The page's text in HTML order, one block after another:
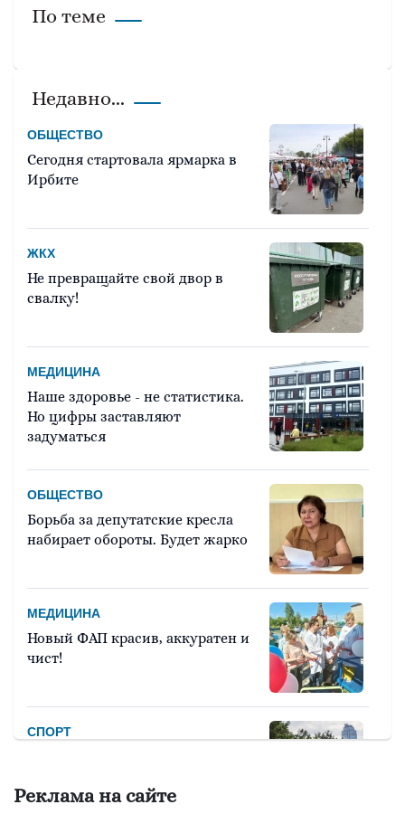
По теме
Недавно...
ОБЩЕСТВО
Сегодня стартовала ярмарка в
Ирбите
ЖКХ
Не превращайте свой двор в
свалку!
МЕДИЦИНА
Наше здоровье - не статистика.
Но цифры заставляют
задуматься
ОБЩЕСТВО
Борьба за депутатские кресла
набирает обороты. Будет жарко
МЕДИЦИНА
Новый ФАП красив, аккуратен и
чист!
СПОРТ
марафоне «Европа – Азия»
Реклама на сайте